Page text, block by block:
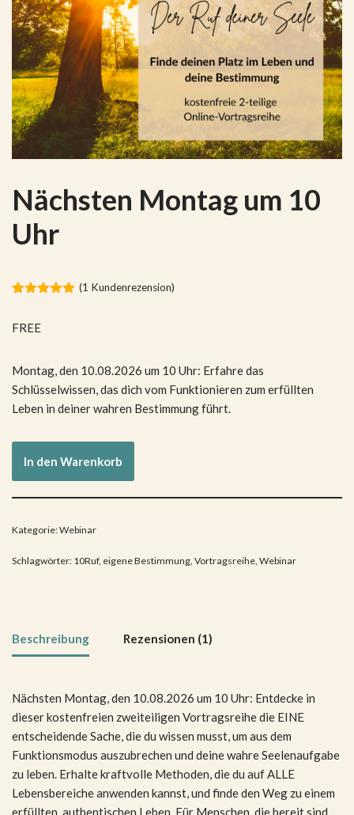
Nächsten Montag um 10
Uhr
von 5,
Kundenbewertung
(1 Kundenrezension)
FREE
Montag, den 10.08.2026 um 10 Uhr: Erfahre das
Schlüsselwissen, das dich vom Funktionieren zum erfüllten
Leben in deiner wahren Bestimmung führt.
In den Warenkorb
Kategorie:Webinar
Schlagwörter: 10Ruf, eigene Bestimmung Vortragsreihe Webinar
Beschreibung Rezensionen (1)
Nächsten Montag, den 10.08.2026 um 10 Uhr: Entdecke in
dieser kostenfreien zweiteiligen Vortragsreihe die EINE
entscheidende Sache, die du wissen musst, um aus dem
Funktionsmodus auszubrechen und deine wahre Seelenaufgabe
zu leben. Erhalte kraftvolle Methoden, die du auf ALLE
Lebensbereiche anwenden kannst, und finde den Weg zu einem
erfüllten, authentischen Leben. Für Menschen, die bereit sind